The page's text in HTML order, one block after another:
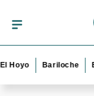
Bariloche